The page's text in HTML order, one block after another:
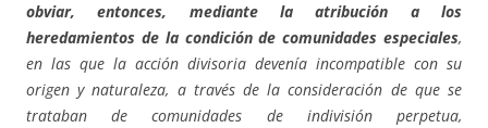
obviar, entonces, mediante la atribución a los
heredamientos de la condición de comunidades especiales,
en las que la acción divisoria devenía incompatible con su
origen y naturaleza, a través de la consideración de que se
trataban de comunidades de indivisión perpetua,